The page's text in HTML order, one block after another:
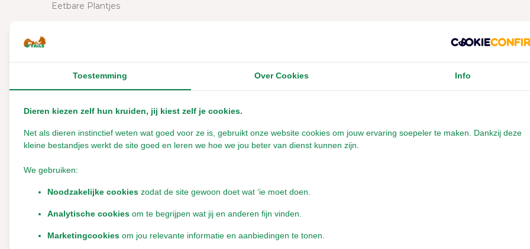
Eetbare Plantjes
Knagen
Spellen
Tunnels
Voerboom
Zelf maken
Cavia Verblijf
Inrichting Caviaverblijf
Cavia bedje
Overige categorieën in Diersoort
Toestemming Over Cookies Info
Dieren kiezen zelf hun kruiden, jij kiest zelf je cookies.
Net als dieren instinctief weten wat goed voor ze is, gebruikt onze website cookies om jouw ervaring soepeler te maken. Dankzij deze
kleine bestandjes werkt de site goed en leren we hoe we jou beter van dienst kunnen zijn.
We gebruiken:
Noodzakelijke cookies zodat de site gewoon doet wat ‘ie moet doen.
Analytische cookies om te begrijpen wat jij en anderen fijn vinden.
Marketingcookies om jou relevante informatie en aanbiedingen te tonen.